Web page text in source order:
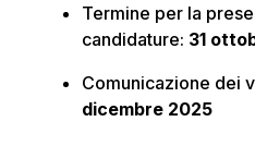
Termine per la
candidature: 31
Comunicazione dei
dicembre 2025